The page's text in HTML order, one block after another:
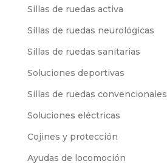
Sillas de ruedas activa
Sillas de ruedas neurológicas
Sillas de ruedas sanitarias
Soluciones deportivas
Sillas de ruedas convencionales
Soluciones eléctricas
Cojines y protección
Ayudas de locomoción